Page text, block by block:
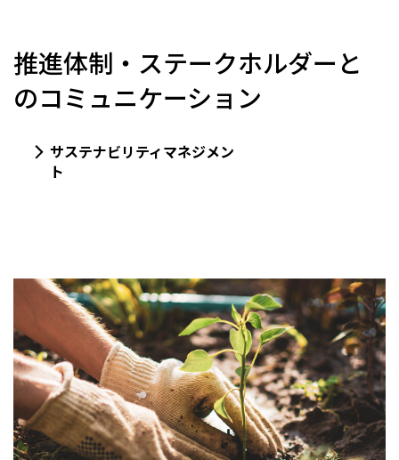
推進体制・ステークホルダーと
のコミュニケーション
サステナビリティマネジメン
ト